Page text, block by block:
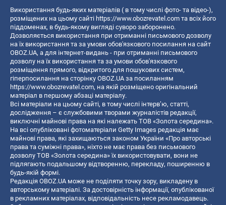
Використання будь-яких матеріалів ( в тому числі фото- та відео-),
розміщених на цьому сайті https://www.obozrevatel.com та всіх його
піддоменах, в будь-якому вигляді суворо заборонено.
Дозволяється використання при отриманні письмового дозволу
на їх використання та за умови обов'язкового посилання на сайт
OBOZ.UA, а для інтернет-видань - при отриманні письмового
дозволу на їх використання та за умови обов'язкового
розміщення прямого, відкритого для пошукових систем,
гіперпосилання на сторінку OBOZ.UA за посиланням
https://www.obozrevatel.com, на якій розміщено оригінальний
матеріал в першому абзаці матеріалу.
Всі матеріали на цьому сайті, в тому числі інтерв’ю, статті,
дослідження – є службовими творами журналістів редакції,
виключні майнові права на які належать ТОВ «Золота середина».
На всі опубліковані фотоматеріали Getty Images редакція має
майнові права, які захищаються законом України «Про авторські
права та суміжні права», ніхто не має права без письмового
дозволу ТОВ «Золота середина» їх використовувати, вони не
підлягають подальшому відтворенню, перекладу, поширенню в
будь-якій формі.
Редакція OBOZ.UA може не поділяти точку зору, викладену в
авторському матеріалі. За достовірність інформації, опублікованої
в рекламних матеріалах, відповідальність несе рекламодавець.